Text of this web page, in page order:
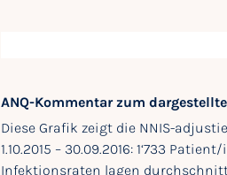
ANQ-Kommentar zum
Diese Grafik zeigt die NNIS-
1.10.2015 – 30.09.2016: 1‘733
Infektionsraten lagen